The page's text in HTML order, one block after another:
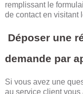
remplissant le
de contact en visitant
Déposer une
demande par
Si vous avez une
au service client